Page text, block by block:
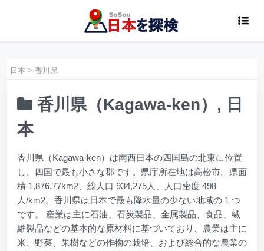
日本 > 香川県
香川県（Kagawa-ken）, 日
本
香川県（Kagawa-ken）は南西日本の四国島の北東に位置
し、四国で最も小さな郡です。県庁所在地は高松市。県面
積 1,876.77km2、総人口 934,275人、人口密度 498
人/km2。香川県は日本で最も降水量の少ない地域の 1 つ
です。 産業は主に石油、石炭製品、金属製品、食品、繊
維製品などの基本的な原材料に基づいており、農業は主に
米、野菜、果樹などの作物の栽培、および総合的な農業の